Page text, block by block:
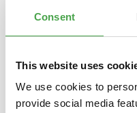
Consent
This website uses
We use cookies to
provide social media
In